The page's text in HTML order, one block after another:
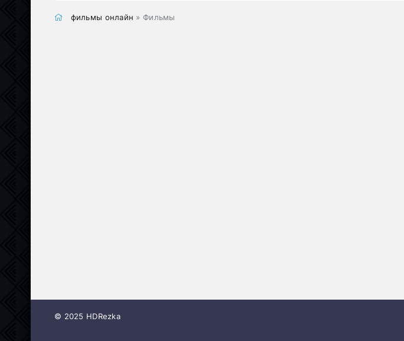
фильмы онлайн » Фильмы
© 2025 HDRezka